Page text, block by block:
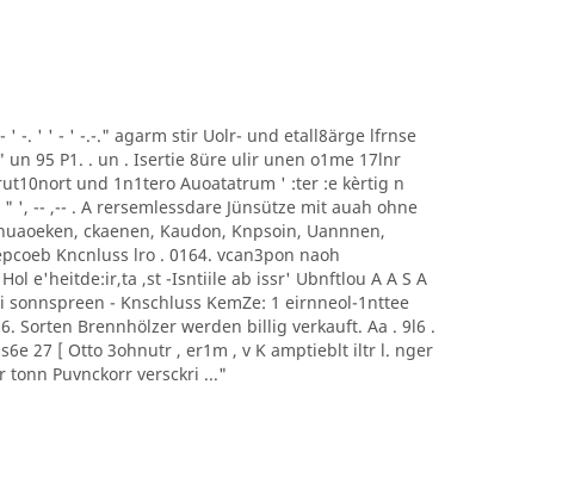
' -. ' ' - ' -.-." agarm stir Uolr- und etall8ärge lfrnse
un 95 P1. . un . Isertie 8üre ulir unen o1me 17lnr
und 1n1tero Auoatatrum ' :ter :e kèrtig n
-- ,-- . A rersemlessdare Jünsütze mit auah ohne
ckaenen, Kaudon, Knpsoin, Uannnen,
Kncnluss lro . 0164. vcan3pon naoh
e'heitde:ir,ta ,st -Isntiile ab issr' Ubnftlou A A S A
- Knschluss KemZe: 1 eirnneol-1nttee
Sorten Brennhölzer werden billig verkauft. Aa . 9l6 .
27 [ Otto 3ohnutr , er1m , v K amptieblt iltr l. nger
Puvnckorr versckri ..."